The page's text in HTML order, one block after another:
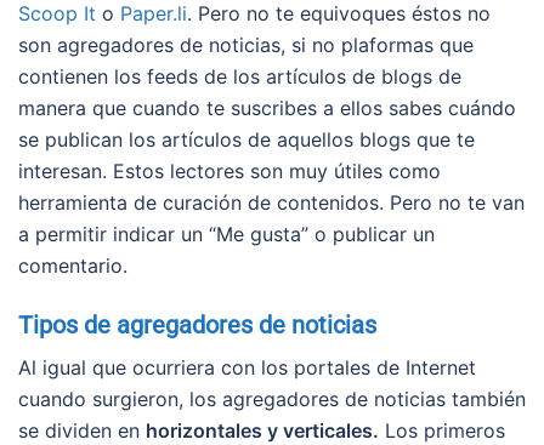
Scoop It o Paper.li. Pero no te equivoques éstos no
son agregadores de noticias, si no plaformas que
contienen los feeds de los artículos de blogs de
manera que cuando te suscribes a ellos sabes cuándo
se publican los artículos de aquellos blogs que te
interesan. Estos lectores son muy útiles como
herramienta de curación de contenidos. Pero no te van
a permitir indicar un “Me gusta” o publicar un
comentario.
Tipos de agregadores de noticias
Al igual que ocurriera con los portales de Internet
cuando surgieron, los agregadores de noticias también
se dividen en horizontales y verticales. Los primeros